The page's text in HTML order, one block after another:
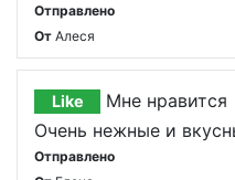
Отправлено
От Алеся
Like
Мне нравится
Очень нежные и
Отправлено